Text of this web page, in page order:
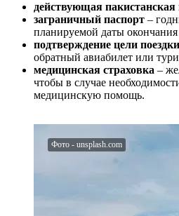
действующая пакистанская
заграничный паспорт –
планируемой даты окончания
подтверждение цели поездки
обратный авиабилет или
медицинская страховка –
чтобы в случае
медицинскую помощь.